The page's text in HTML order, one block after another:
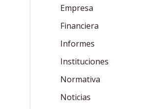
Empresa
Financiera
Informes
Instituciones
Normativa
Noticias